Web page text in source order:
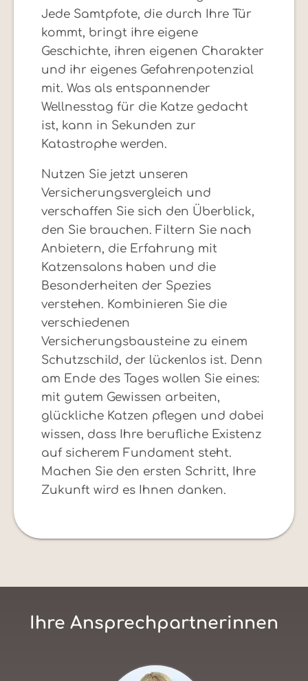
Jede Samtpfote, die durch Ihre Tür
kommt, bringt ihre eigene
Geschichte, ihren eigenen Charakter
und ihr eigenes Gefahrenpotenzial
mit. Was als entspannender
Wellnesstag für die Katze gedacht
ist, kann in Sekunden zur
Katastrophe werden.
Nutzen Sie jetzt unseren
Versicherungsvergleich und
verschaffen Sie sich den Überblick,
den Sie brauchen. Filtern Sie nach
Anbietern, die Erfahrung mit
Katzensalons haben und die
Besonderheiten der Spezies
verstehen. Kombinieren Sie die
verschiedenen
Versicherungsbausteine zu einem
Schutzschild, der lückenlos ist. Denn
am Ende des Tages wollen Sie eines:
mit gutem Gewissen arbeiten,
glückliche Katzen pflegen und dabei
wissen, dass Ihre berufliche Existenz
auf sicherem Fundament steht.
Machen Sie den ersten Schritt, Ihre
Zukunft wird es Ihnen danken.
Ihre Ansprechpartnerinnen